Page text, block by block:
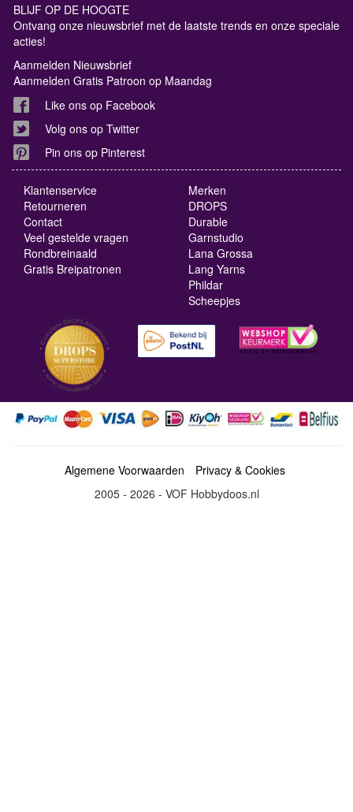
BLIJF OP DE HOOGTE
Ontvang onze nieuwsbrief met de laatste trends en onze speciale
acties!
Aanmelden Nieuwsbrief
Aanmelden Gratis Patroon op Maandag
Like ons op Facebook
Volg ons op Twitter
Pin ons op Pinterest
Klantenservice
Retourneren
Contact
Veel gestelde vragen
Rondbreinaald
Gratis Breipatronen
Merken
DROPS
Durable
Garnstudio
Lana Grossa
Lang Yarns
Phildar
Scheepjes
Algemene Voorwaarden
Privacy & Cookies
2005 - 2026 - VOF Hobbydoos.nl